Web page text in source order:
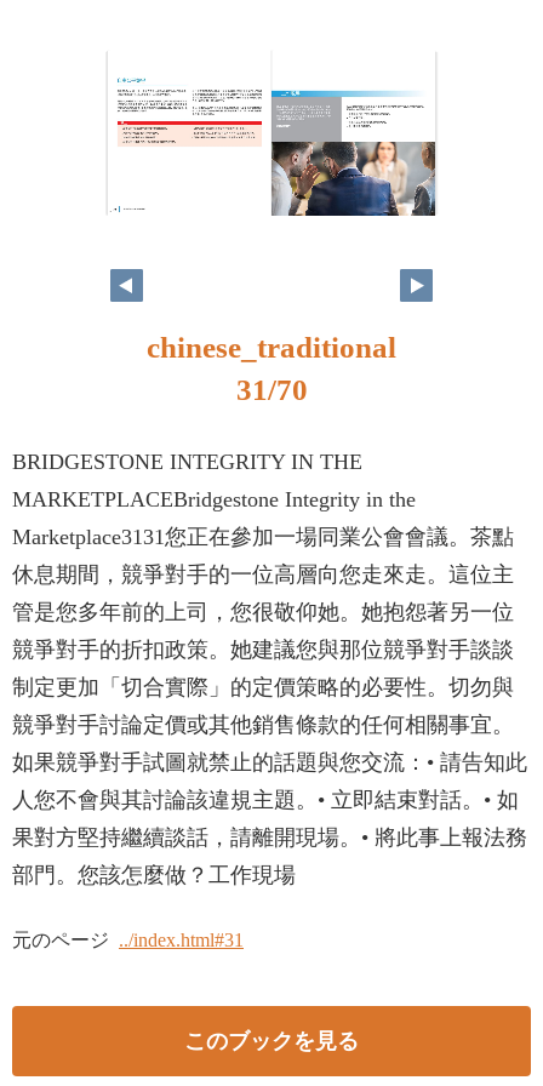
chinese_traditional
31/70
BRIDGESTONE INTEGRITY IN THE
MARKETPLACEBridgestone Integrity in the
Marketplace3131您正在參加一場同業公會會議。茶點
休息期間，競爭對手的一位高層向您走來走。這位主
管是您多年前的上司，您很敬仰她。她抱怨著另一位
競爭對手的折扣政策。她建議您與那位競爭對手談談
制定更加「切合實際」的定價策略的必要性。切勿與
競爭對手討論定價或其他銷售條款的任何相關事宜。
如果競爭對手試圖就禁止的話題與您交流：• 請告知此
人您不會與其討論該違規主題。• 立即結束對話。• 如
果對方堅持繼續談話，請離開現場。• 將此事上報法務
部門。您該怎麼做？工作現場
元のページ ../index.html#31
このブックを見る